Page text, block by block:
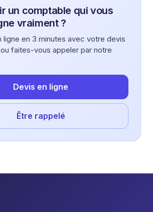
un comptable qui vous
vraiment ?
ligne en 3 minutes avec votre devis
faites-vous appeler par notre
Devis en ligne
Être rappelé